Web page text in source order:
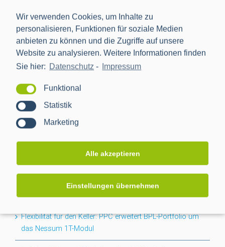
Wir verwenden Cookies, um Inhalte zu
personalisieren, Funktionen für soziale Medien
anbieten zu können und die Zugriffe auf unsere
Website zu analysieren. Weitere Informationen finden
Sie hier: Datenschutz - Impressum
Funktional
Statistik
Marketing
Alle akzeptieren
Einstellungen übernehmen
Mannheim, ist der führende Anbieter von Smart Meter
Gateways und Kommunikationstechnik für die Digitalisierung
der Energiewende.
Projektabschluss CACTUS: Mehr Transparenz für das
Flexibilität für den Keller: PPC erweitert BPL-Portfolio um
das Nessum 1T-Modul